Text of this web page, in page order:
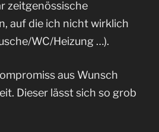
zeitgenössische
auf die ich nicht wirklich
WC/Heizung …).
aus Wunsch
Dieser lässt sich so grob